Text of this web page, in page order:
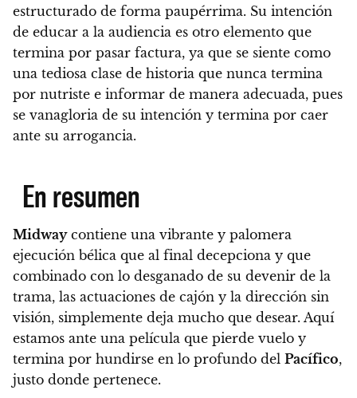
estructurado de forma paupérrima. Su intención
de educar a la audiencia es otro elemento que
termina por pasar factura, ya que se siente como
una tediosa clase de historia que nunca termina
por nutriste e informar de manera adecuada, pues
se vanagloria de su intención y termina por caer
ante su arrogancia.
En resumen
Midwaycontiene una vibrante y palomera
ejecución bélica que al final decepciona y que
combinado con lo desganado de su devenir de la
trama, las actuaciones de cajón y la dirección sin
visión, simplemente deja mucho que desear. Aquí
estamos ante una película que pierde vuelo y
termina por hundirse en lo profundo del Pacífico,
justo donde pertenece.